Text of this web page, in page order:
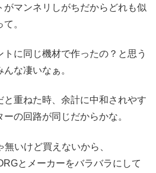
マンネリしがちだからどれも似
。
に同じ機材で作ったの？と思う
な凄いなぁ。
と重ねた時、余計に中和されやす
の回路が同じだからかな。
いけど買えないから、
とメーカーをバラバラにして